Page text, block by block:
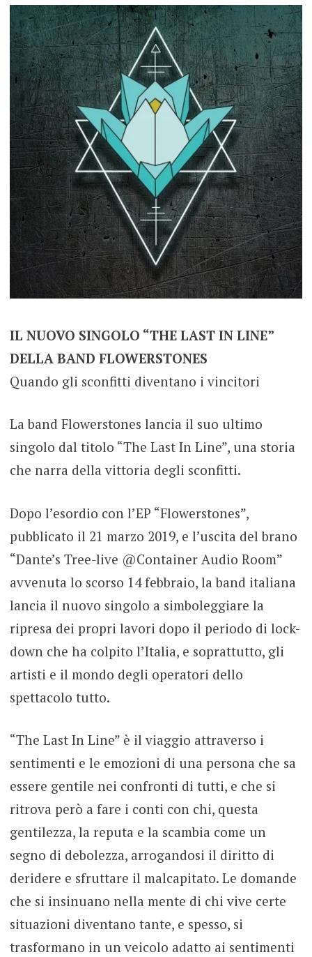
IL NUOVO SINGOLO “THE LAST IN LINE”
DELLA BAND FLOWERSTONES
Quando gli sconfitti diventano i vincitori
La band Flowerstones lancia il suo ultimo
singolo dal titolo “The Last In Line”, una storia
che narra della vittoria degli sconfitti.
Dopo l’esordio con l’EP “Flowerstones”,
pubblicato il 21 marzo 2019, e l’uscita del brano
“Dante’s Tree-live @Container Audio Room”
avvenuta lo scorso 14 febbraio, la band italiana
lancia il nuovo singolo a simboleggiare la
ripresa dei propri lavori dopo il periodo di lock-
down che ha colpito l’Italia, e soprattutto, gli
artisti e il mondo degli operatori dello
spettacolo tutto.
“The Last In Line” è il viaggio attraverso i
sentimenti e le emozioni di una persona che sa
essere gentile nei confronti di tutti, e che si
ritrova però a fare i conti con chi, questa
gentilezza, la reputa e la scambia come un
segno di debolezza, arrogandosi il diritto di
deridere e sfruttare il malcapitato. Le domande
che si insinuano nella mente di chi vive certe
situazioni diventano tante, e spesso, si
trasformano in un veicolo adatto ai sentimenti